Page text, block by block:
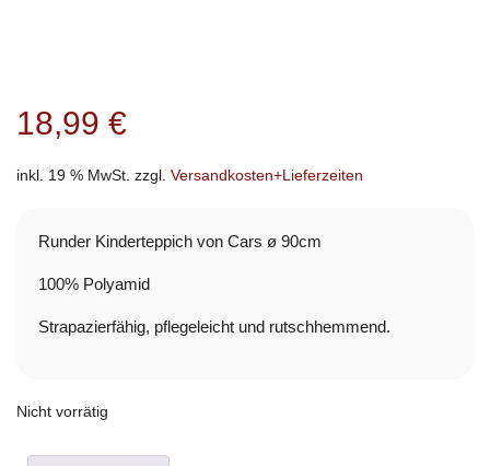
18,99 €
inkl. 19 % MwSt. zzgl. Versandkosten+Lieferzeiten
Runder Kinderteppich von Cars ø 90cm
100% Polyamid
Strapazierfähig, pflegeleicht und rutschhemmend.
Nicht vorrätig